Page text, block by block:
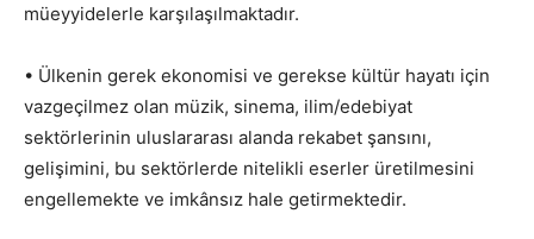
müeyyidelerle karşılaşılmaktadır.
• Ülkenin gerek ekonomisi ve gerekse kültür hayatı için
vazgeçilmez olan müzik, sinema, ilim/edebiyat
sektörlerinin uluslararası alanda rekabet şansını,
gelişimini, bu sektörlerde nitelikli eserler üretilmesini
engellemekte ve imkânsız hale getirmektedir.